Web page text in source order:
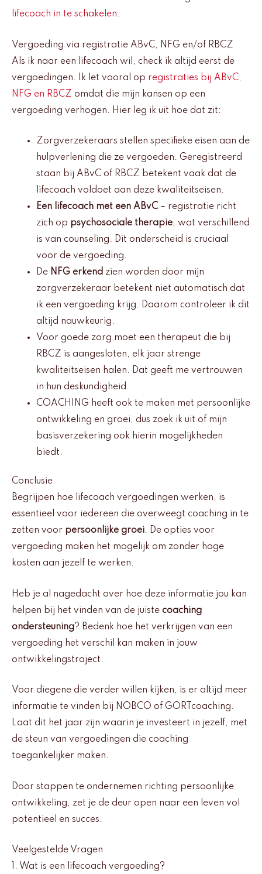
lifecoach in te schakelen.
Vergoeding via registratie ABvC, NFG en/of RBCZ
Als ik naar een lifecoach wil, check ik altijd eerst de
vergoedingen. Ik let vooral op registraties bij ABvC,
NFG en RBCZ omdat die mijn kansen op een
vergoeding verhogen. Hier leg ik uit hoe dat zit:
Zorgverzekeraars stellen specifieke eisen aan de
hulpverlening die ze vergoeden. Geregistreerd
staan bij ABvC of RBCZ betekent vaak dat de
lifecoach voldoet aan deze kwaliteitseisen.
Een lifecoach met een ABvC – registratie richt
zich op psychosociale therapie, wat verschillend
is van counseling. Dit onderscheid is cruciaal
voor de vergoeding.
De NFG erkend zien worden door mijn
zorgverzekeraar betekent niet automatisch dat
ik een vergoeding krijg. Daarom controleer ik dit
altijd nauwkeurig.
Voor goede zorg moet een therapeut die bij
RBCZ is aangesloten, elk jaar strenge
kwaliteitseisen halen. Dat geeft me vertrouwen
in hun deskundigheid.
COACHING heeft ook te maken met persoonlijke
ontwikkeling en groei, dus zoek ik uit of mijn
basisverzekering ook hierin mogelijkheden
biedt.
Conclusie
Begrijpen hoe lifecoach vergoedingen werken, is
essentieel voor iedereen die overweegt coaching in te
zetten voor persoonlijke groei. De opties voor
vergoeding maken het mogelijk om zonder hoge
kosten aan jezelf te werken.
Heb je al nagedacht over hoe deze informatie jou kan
helpen bij het vinden van de juiste coaching
ondersteuning? Bedenk hoe het verkrijgen van een
vergoeding het verschil kan maken in jouw
ontwikkelingstraject.
Voor diegene die verder willen kijken, is er altijd meer
informatie te vinden bij NOBCO of GORTcoaching.
Laat dit het jaar zijn waarin je investeert in jezelf, met
de steun van vergoedingen die coaching
toegankelijker maken.
Door stappen te ondernemen richting persoonlijke
ontwikkeling, zet je de deur open naar een leven vol
potentieel en succes.
Veelgestelde Vragen
1. Wat is een lifecoach vergoeding?